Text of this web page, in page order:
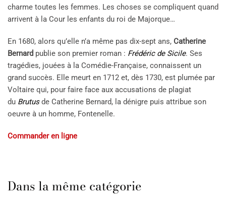
charme toutes les femmes. Les choses se compliquent quand
arrivent à la Cour les enfants du roi de Majorque…
En 1680, alors qu’elle n’a même pas dix-sept ans, Catherine
Bernard publie son premier roman : Frédéric de Sicile. Ses
tragédies, jouées à la Comédie-Française, connaissent un
grand succès. Elle meurt en 1712 et, dès 1730, est plumée par
Voltaire qui, pour faire face aux accusations de plagiat
du Brutusde Catherine Bernard, la dénigre puis attribue son
oeuvre à un homme, Fontenelle.
Commander en ligne
Dans la même catégorie